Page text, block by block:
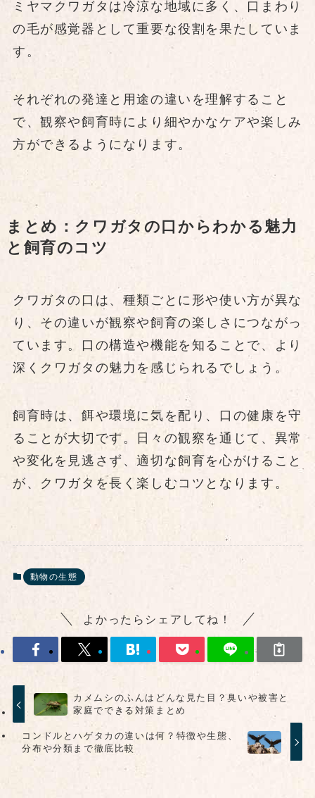
ミヤマクワガタは冷涼な地域に多く、口まわり
の毛が感覚器として重要な役割を果たしていま
す。
それぞれの発達と用途の違いを理解すること
で、観察や飼育時により細やかなケアや楽しみ
方ができるようになります。
まとめ：クワガタの口からわかる魅力
と飼育のコツ
クワガタの口は、種類ごとに形や使い方が異な
り、その違いが観察や飼育の楽しさにつながっ
ています。口の構造や機能を知ることで、より
深くクワガタの魅力を感じられるでしょう。
飼育時は、餌や環境に気を配り、口の健康を守
ることが大切です。日々の観察を通じて、異常
や変化を見逃さず、適切な飼育を心がけること
が、クワガタを長く楽しむコツとなります。
動物の生態
よかったらシェアしてね！
カメムシのふんはどんな見た目？臭いや被害と
家庭でできる対策まとめ
コンドルとハゲタカの違いは何？特徴や生態、
分布や分類まで徹底比較